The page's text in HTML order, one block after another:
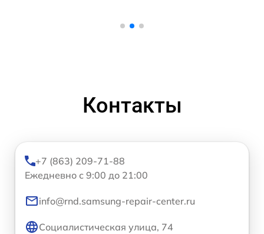
Контакты
+7 (863) 209-71-88
Ежедневно с 9:00 до 21:00
info@rnd.samsung-repair-center.ru
Социалистическая улица, 74